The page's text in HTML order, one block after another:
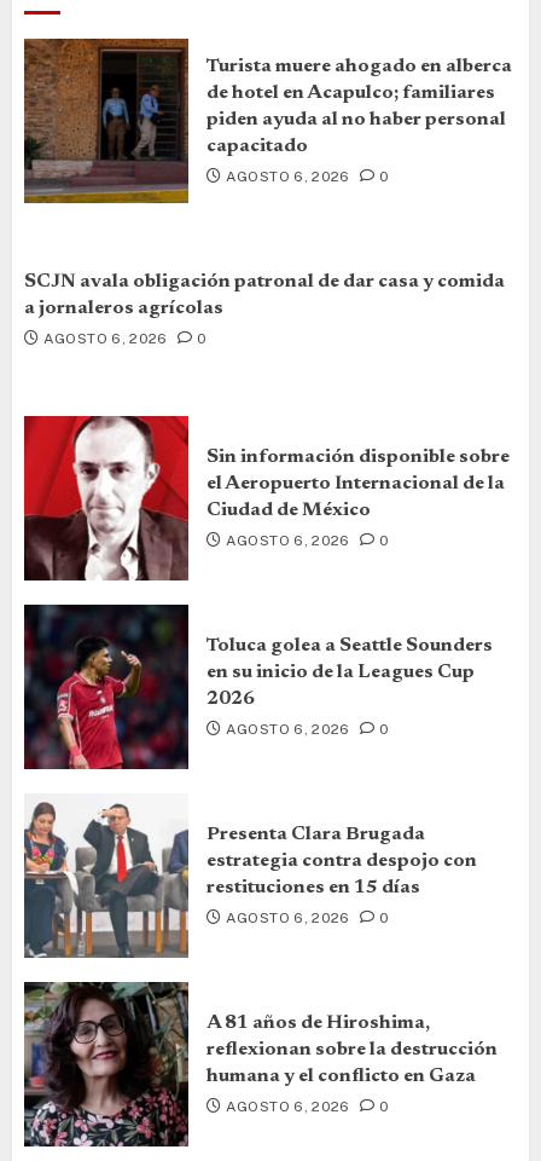
Turista muere ahogado en alberca
de hotel en Acapulco; familiares
piden ayuda al no haber personal
capacitado
AGOSTO 6, 2026 0
SCJN avala obligación patronal de dar casa y comida
a jornaleros agrícolas
AGOSTO 6, 2026 0
Sin información disponible sobre
el Aeropuerto Internacional de la
Ciudad de México
AGOSTO 6, 2026 0
Toluca golea a Seattle Sounders
en su inicio de la Leagues Cup
2026
AGOSTO 6, 2026 0
Presenta Clara Brugada
estrategia contra despojo con
restituciones en 15 días
AGOSTO 6, 2026 0
A 81 años de Hiroshima,
reflexionan sobre la destrucción
humana y el conflicto en Gaza
AGOSTO 6, 2026 0